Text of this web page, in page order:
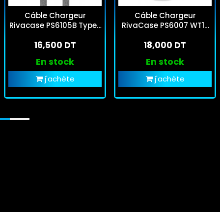
Câble Chargeur
Rivacase PS6105B Type-
16,500 DT
En stock
j'achète
Câble Chargeur
RivaCase PS6007 WT12
Blanc
18,000 DT
En stock
j'achète